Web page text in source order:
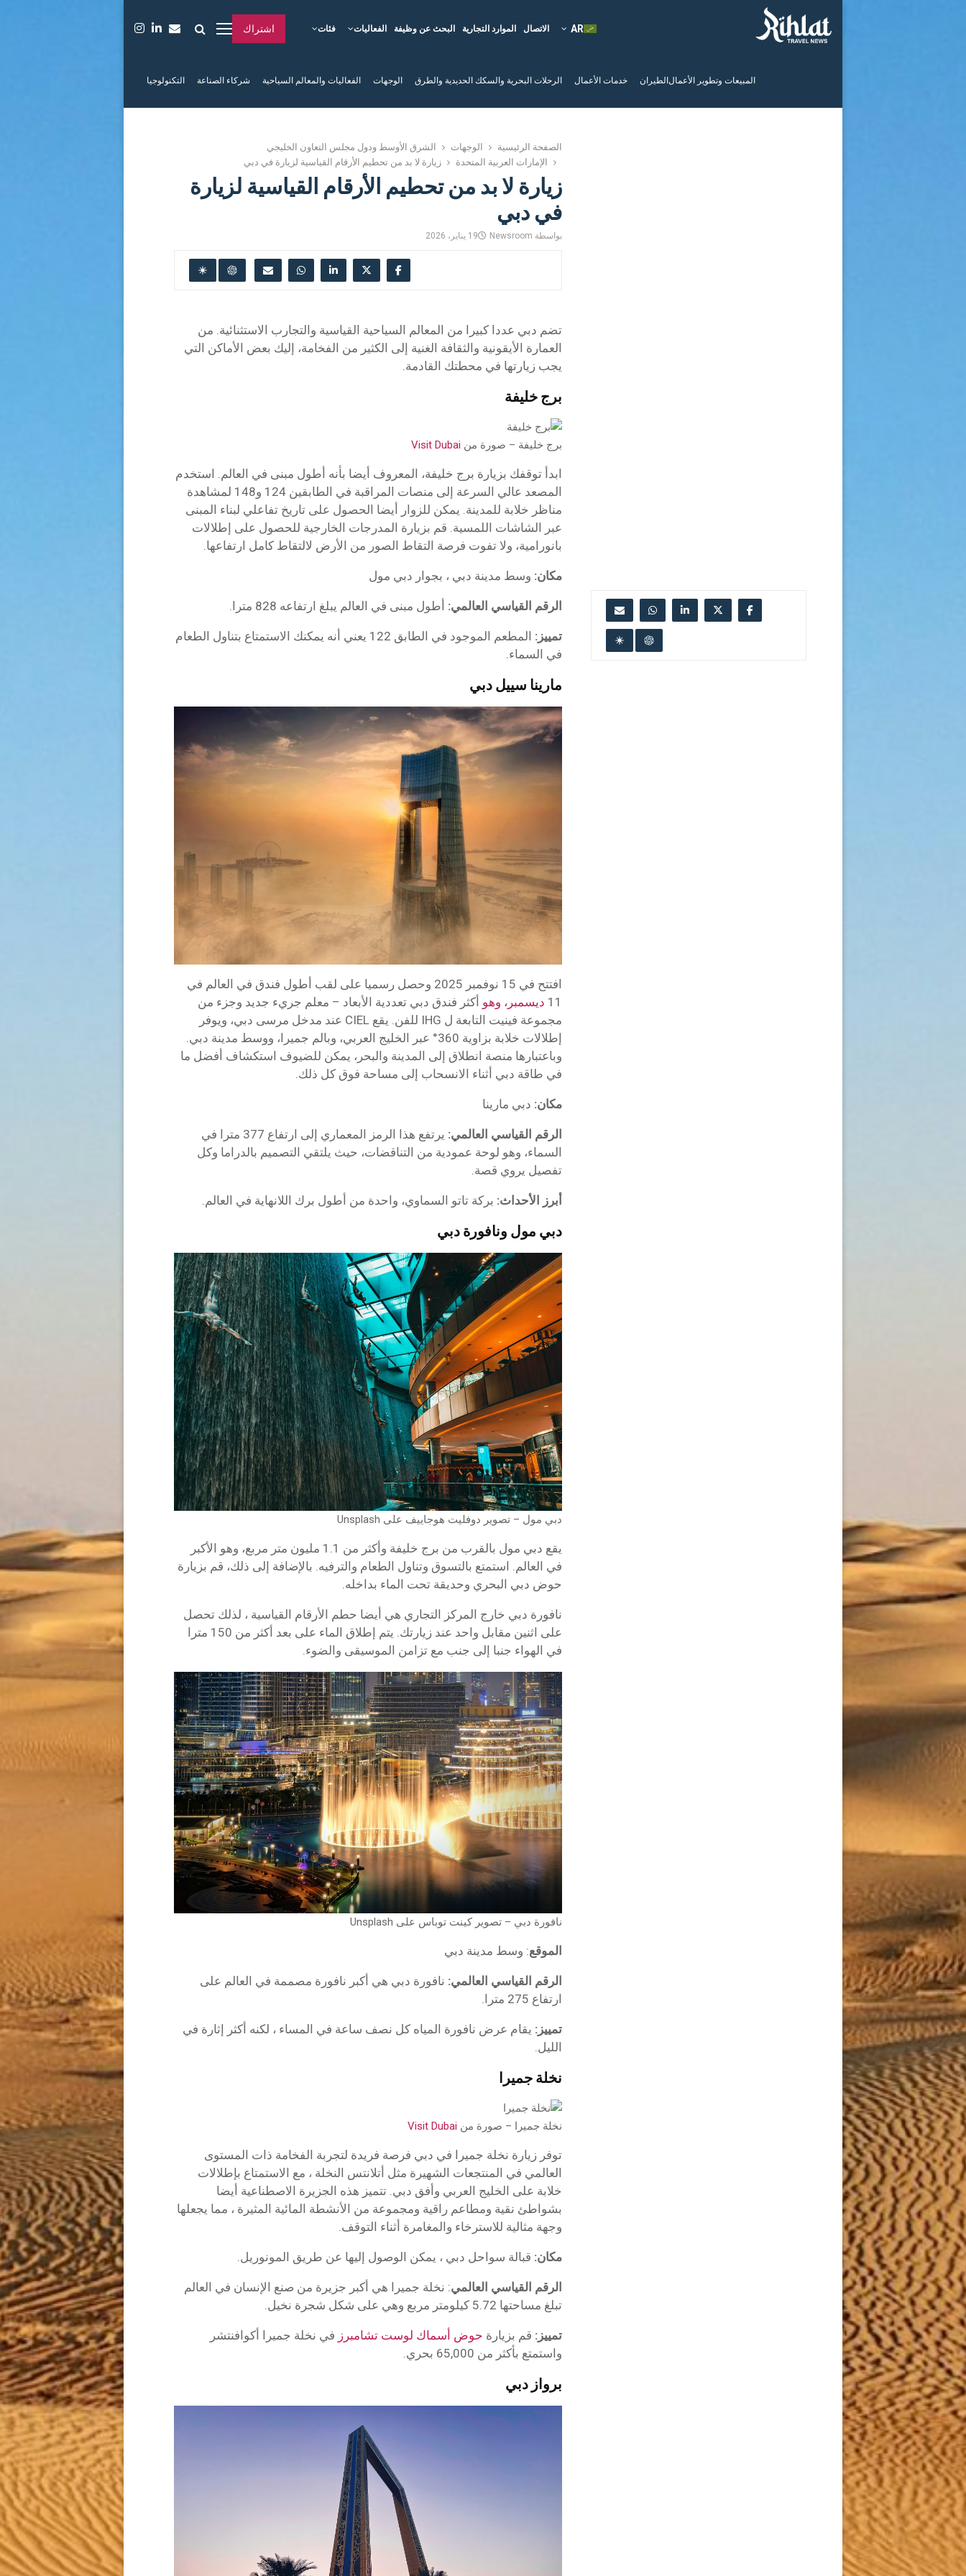
فئات الفعاليات البحث عن وظيفة الموارد التجارية الاتصال اشتراك
المبيعات وتطوير الأعمال الطيران خدمات الأعمال الرحلات البحرية والسكك الحديدية والطرق الوجهات الفعاليات والمعالم السياحية شركاء الصناعة التكنولوجيا
الصفحة الرئيسية الوجهات
الشرق الأوسط ودول مجلس التعاون الخليجي
الإمارات العربية المتحدة
زيارة لا بد من تحطيم الأرقام القياسية لزيارة في دبي
زيارة لا بد من تحطيم الأرقام القياسية لزيارة
في دبي
بواسطة Newsroom 19 يناير، 2026
تضم دبي عددا كبيرا من المعالم السياحية القياسية والتجارب الاستثنائية. من
العمارة الأيقونية والثقافة الغنية إلى الكثير من الفخامة، إليك بعض الأماكن التي
يجب زيارتها في محطتك القادمة.
برج خليفة
برج خليفة – صورة من Visit Dubai
ابدأ توقفك بزيارة برج خليفة، المعروف أيضا بأنه أطول مبنى في العالم. استخدم
المصعد عالي السرعة إلى منصات المراقبة في الطابقين 124 و148 لمشاهدة
مناظر خلابة للمدينة. يمكن للزوار أيضا الحصول على تاريخ تفاعلي لبناء المبنى
عبر الشاشات اللمسية. قم بزيارة المدرجات الخارجية للحصول على إطلالات
بانورامية، ولا تفوت فرصة التقاط الصور من الأرض لالتقاط كامل ارتفاعها.
مكان: وسط مدينة دبي ، بجوار دبي مول
الرقم القياسي العالمي: أطول مبنى في العالم يبلغ ارتفاعه 828 مترا.
تمييز:
المطعم الموجود في الطابق 122 يعني أنه يمكنك الاستمتاع بتناول الطعام
في السماء.
مارينا سييل دبي
افتتح في 15 نوفمبر 2025 وحصل رسميا على لقب أطول فندق في العالم في
11 ديسمبر، وهو أكثر فندق دبي تعددية الأبعاد – معلم جريء جديد وجزء من
مجموعة فينيت التابعة ل IHG للفن. يقع CIEL عند مدخل مرسى دبي، ويوفر
إطلالات خلابة بزاوية 360° عبر الخليج العربي، وبالم جميرا، ووسط مدينة دبي.
وباعتبارها منصة انطلاق إلى المدينة والبحر، يمكن للضيوف استكشاف أفضل ما
في طاقة دبي أثناء الانسحاب إلى مساحة فوق كل ذلك.
مكان: دبي مارينا
الرقم القياسي العالمي:
يرتفع هذا الرمز المعماري إلى ارتفاع 377 مترا في
السماء، وهو لوحة عمودية من التناقضات، حيث يلتقي التصميم بالدراما وكل
تفصيل يروي قصة.
أبرز الأحداث: بركة تاتو السماوي، واحدة من أطول برك اللانهاية في العالم.
دبي مول ونافورة دبي
دبي مول – تصوير دوفليت هوجاييف على Unsplash
يقع دبي مول بالقرب من برج خليفة وأكثر من 1.1 مليون متر مربع، وهو الأكبر
في العالم. استمتع بالتسوق وتناول الطعام والترفيه. بالإضافة إلى ذلك، قم بزيارة
حوض دبي البحري وحديقة تحت الماء بداخله.
نافورة دبي خارج المركز التجاري هي أيضا حطم الأرقام القياسية ، لذلك تحصل
على اثنين مقابل واحد عند زيارتك. يتم إطلاق الماء على بعد أكثر من 150 مترا
في الهواء جنبا إلى جنب مع تزامن الموسيقى والضوء.
نافورة دبي – تصوير كينت توباس على Unsplash
الموقع: وسط مدينة دبي
الرقم القياسي العالمي: نافورة دبي هي أكبر نافورة مصممة في العالم على
ارتفاع 275 مترا.
تمييز: يقام عرض نافورة المياه كل نصف ساعة في المساء ، لكنه أكثر إثارة في
الليل.
نخلة جميرا
نخلة جميرا – صورة من Visit Dubai
توفر زيارة نخلة جميرا في دبي فرصة فريدة لتجربة الفخامة ذات المستوى
العالمي في المنتجعات الشهيرة مثل أتلانتس النخلة ، مع الاستمتاع بإطلالات
خلابة على الخليج العربي وأفق دبي. تتميز هذه الجزيرة الاصطناعية أيضا
بشواطئ نقية ومطاعم راقية ومجموعة من الأنشطة المائية المثيرة ، مما يجعلها
وجهة مثالية للاسترخاء والمغامرة أثناء التوقف.
مكان: قبالة سواحل دبي ، يمكن الوصول إليها عن طريق المونوريل.
الرقم القياسي العالمي: نخلة جميرا هي أكبر جزيرة من صنع الإنسان في العالم
تبلغ مساحتها 5.72 كيلومتر مربع وهي على شكل شجرة نخيل.
تمييز: قم بزيارة حوض أسماك لوست تشامبرز في نخلة جميرا أكوافنتشر
واستمتع بأكثر من 65,000 بحري.
برواز دبي